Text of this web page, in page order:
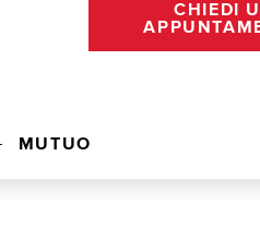
CHIEDI
MUTUO